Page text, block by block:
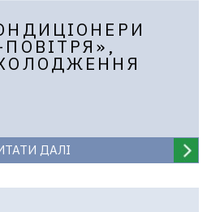
ДАЛІ